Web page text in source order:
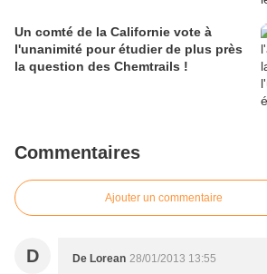
Un comté de la Californie vote à
l'unanimité pour étudier de plus près
la question des Chemtrails !
Commentaires
Ajouter un commentaire
D De Lorean 28/01/2013 13:55